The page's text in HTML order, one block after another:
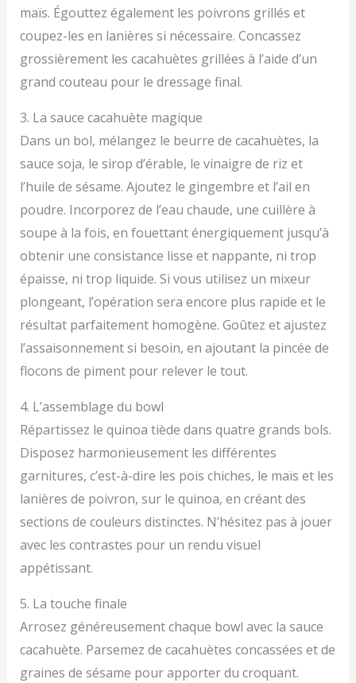
maïs. Égouttez également les poivrons grillés et
coupez-les en lanières si nécessaire. Concassez
grossièrement les cacahuètes grillées à l’aide d’un
grand couteau pour le dressage final.
3. La sauce cacahuète magique
Dans un bol, mélangez le beurre de cacahuètes, la
sauce soja, le sirop d’érable, le vinaigre de riz et
l’huile de sésame. Ajoutez le gingembre et l’ail en
poudre. Incorporez de l’eau chaude, une cuillère à
soupe à la fois, en fouettant énergiquement jusqu’à
obtenir une consistance lisse et nappante, ni trop
épaisse, ni trop liquide. Si vous utilisez un mixeur
plongeant, l’opération sera encore plus rapide et le
résultat parfaitement homogène. Goûtez et ajustez
l’assaisonnement si besoin, en ajoutant la pincée de
flocons de piment pour relever le tout.
4. L’assemblage du bowl
Répartissez le quinoa tiède dans quatre grands bols.
Disposez harmonieusement les différentes
garnitures, c’est-à-dire les pois chiches, le maïs et les
lanières de poivron, sur le quinoa, en créant des
sections de couleurs distinctes. N’hésitez pas à jouer
avec les contrastes pour un rendu visuel
appétissant.
5. La touche finale
Arrosez généreusement chaque bowl avec la sauce
cacahuète. Parsemez de cacahuètes concassées et de
graines de sésame pour apporter du croquant.